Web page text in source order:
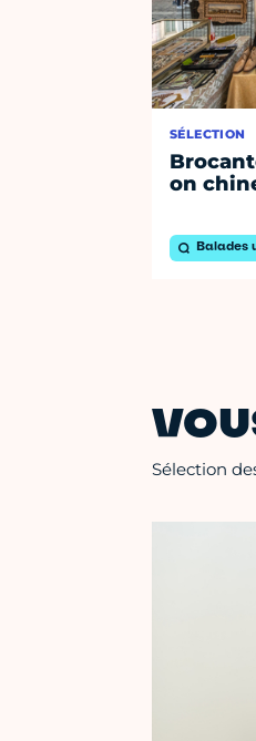
SÉLECTION
on
Balades
Sélection